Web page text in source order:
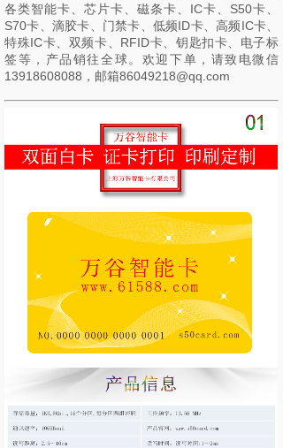
各类智能卡、芯片卡、磁条卡、IC卡、S50卡、
S70卡、滴胶卡、门禁卡、低频ID卡、高频IC卡、
特殊IC卡、双频卡、RFID卡、钥匙扣卡、电子标
签等，产品销往全球。欢迎下单，请致电微信
13918608088，邮箱86049218@qq.com